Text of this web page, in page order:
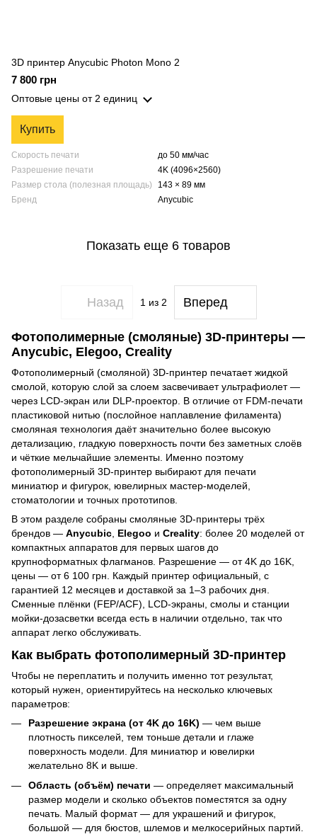
3D принтер Anycubic Photon Mono 2
7 800 грн
Оптовые цены от 2 единиц
Купить
Скорость печати
до 50 мм/час
Разрешение печати
4K (4096×2560)
Размер стола (полезная площадь)
143 × 89 мм
Бренд
Anycubic
Показать еще 6 товаров
Назад 1 из 2 Вперед
Фотополимерные (смоляные) 3D-принтеры —
Anycubic, Elegoo, Creality
Фотополимерный (смоляной) 3D-принтер печатает жидкой
смолой, которую слой за слоем засвечивает ультрафиолет —
через LCD-экран или DLP-проектор. В отличие от FDM-печати
пластиковой нитью (послойное наплавление филамента)
смоляная технология даёт значительно более высокую
детализацию, гладкую поверхность почти без заметных слоёв
и чёткие мельчайшие элементы. Именно поэтому
фотополимерный 3D-принтер выбирают для печати
миниатюр и фигурок, ювелирных мастер-моделей,
стоматологии и точных прототипов.
В этом разделе собраны смоляные 3D-принтеры трёх
брендов — Anycubic, Elegoo и Creality: более 20 моделей от
компактных аппаратов для первых шагов до
крупноформатных флагманов. Разрешение — от 4K до 16K,
цены — от 6 100 грн. Каждый принтер официальный, с
гарантией 12 месяцев и доставкой за 1–3 рабочих дня.
Сменные плёнки (FEP/ACF), LCD-экраны, смолы и станции
мойки-дозасветки всегда есть в наличии отдельно, так что
аппарат легко обслуживать.
Как выбрать фотополимерный 3D-принтер
Чтобы не переплатить и получить именно тот результат,
который нужен, ориентируйтесь на несколько ключевых
параметров:
Разрешение экрана (от 4K до 16K) — чем выше
плотность пикселей, тем тоньше детали и глаже
поверхность модели. Для миниатюр и ювелирки
желательно 8K и выше.
Область (объём) печати — определяет максимальный
размер модели и сколько объектов поместятся за одну
печать. Малый формат — для украшений и фигурок,
большой — для бюстов, шлемов и мелкосерийных партий.